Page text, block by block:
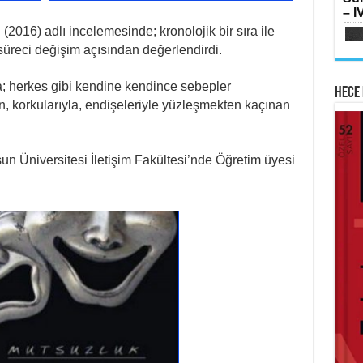
adlı incelemesinde; kronolojik bir sıra ile
değişim açısından değerlendirdi.
herkes gibi kendine kendince sebepler
korkularıyla, endişeleriyle yüzleşmekten kaçınan
Üniversitesi İletişim Fakültesi’nde Öğretim üyesi
–